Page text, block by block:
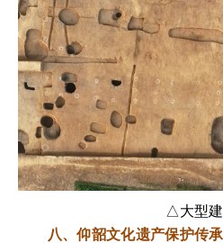
△大型建
八、仰韶文化遗产保护传